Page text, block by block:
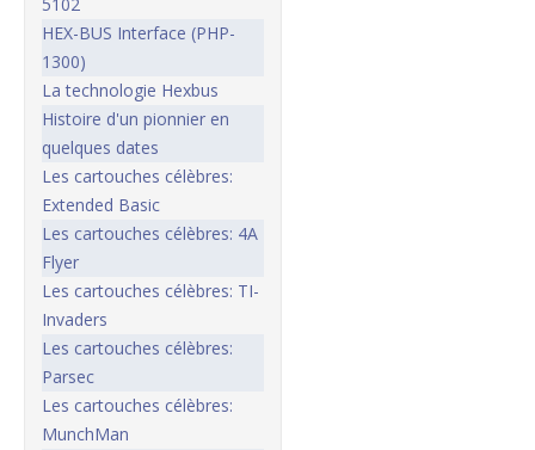
5102
HEX-BUS Interface (PHP-
1300)
La technologie Hexbus
Histoire d'un pionnier en
quelques dates
Les cartouches célèbres:
Extended Basic
Les cartouches célèbres: 4A
Flyer
Les cartouches célèbres: TI-
Invaders
Les cartouches célèbres:
Parsec
Les cartouches célèbres:
MunchMan